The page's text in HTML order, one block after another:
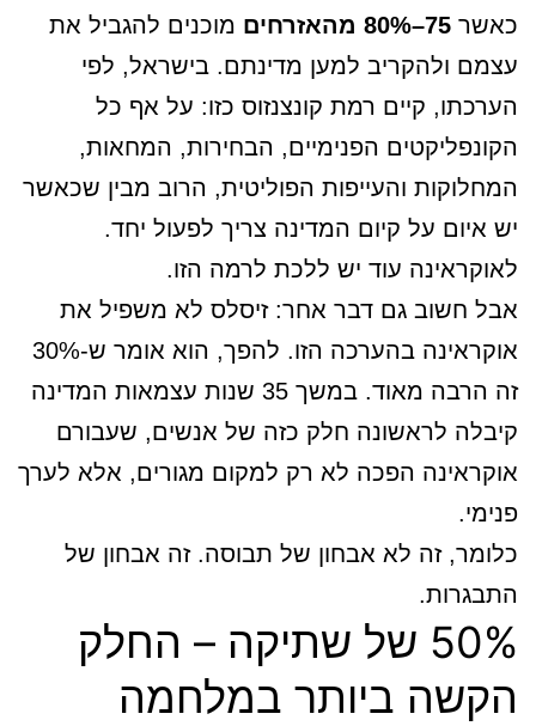
כאשר 75–80% מהאזרחים
מוכנים להגביל את
עצמם ולהקריב למען מדינתם. בישראל, לפי
הערכתו, קיים רמת קונצנזוס כזו: על אף כל
הקונפליקטים הפנימיים, הבחירות, המחאות,
המחלוקות והעייפות הפוליטית, הרוב מבין שכאשר
יש איום על קיום המדינה צריך לפעול יחד.
לאוקראינה עוד יש ללכת לרמה הזו.
אבל חשוב גם דבר אחר: זיסלס לא משפיל את
אוקראינה בהערכה הזו. להפך, הוא אומר ש-30%
זה הרבה מאוד. במשך 35 שנות עצמאות המדינה
קיבלה לראשונה חלק כזה של אנשים, שעבורם
אוקראינה הפכה לא רק למקום מגורים, אלא לערך
פנימי.
כלומר, זה לא אבחון של תבוסה. זה אבחון של
התבגרות.
50% של שתיקה – החלק
הקשה ביותר במלחמה